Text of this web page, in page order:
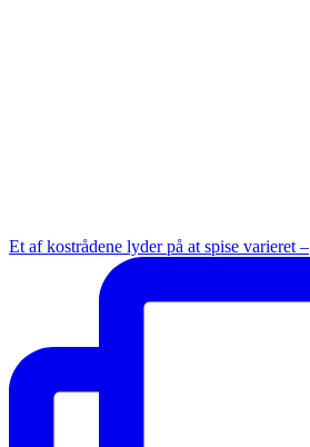
Et af kostrådene lyder på at spise varieret –